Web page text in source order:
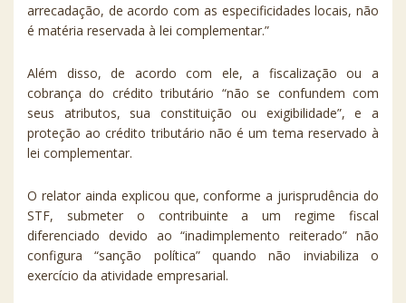
arrecadação, de acordo com as especificidades locais, não
é matéria reservada à lei complementar.”
Além disso, de acordo com ele, a fiscalização ou a
cobrança do crédito tributário “não se confundem com
seus atributos, sua constituição ou exigibilidade”, e a
proteção ao crédito tributário não é um tema reservado à
lei complementar.
O relator ainda explicou que, conforme a jurisprudência do
STF, submeter o contribuinte a um regime fiscal
diferenciado devido ao “inadimplemento reiterado” não
configura “sanção política” quando não inviabiliza o
exercício da atividade empresarial.